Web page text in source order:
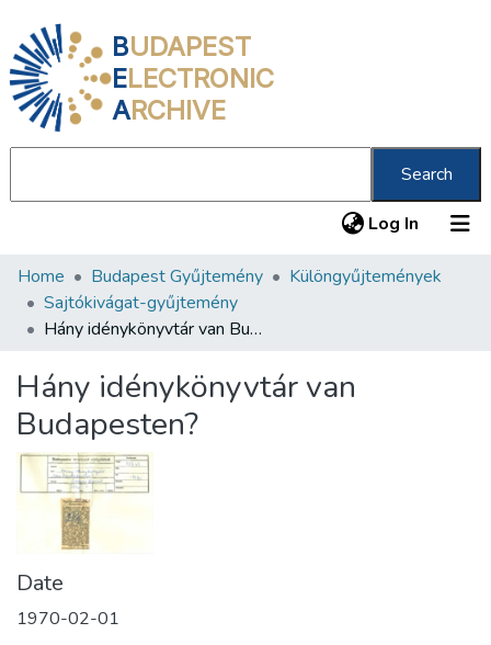
BUDAPEST
ELECTRONIC
ARCHIVE
Search
Log In (current)
Communities & Collections
All of DSpace
About us
Home Budapest Gyűjtemény
Különgyűjtemények
Sajtókivágat-gyűjtemény
Hány idénykönyvtár van Budapesten?
Hány idénykönyvtár van
Budapesten?
Date
1970-02-01